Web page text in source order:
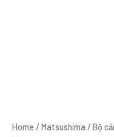
Home / Matsushima / Bộ